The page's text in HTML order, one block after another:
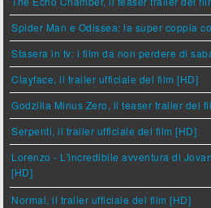
Spider Man e Odissea: la super coppia
Stasera in tv: i film da non perdere di
Clayface, il trailer ufficiale del film [HD]
Godzilla Minus Zero, il teaser trailer del
Serpenti, il trailer ufficiale del film [HD]
Lorenzo - L'incredibile avventura di
[HD]
Normal, il trailer ufficiale del film [HD]